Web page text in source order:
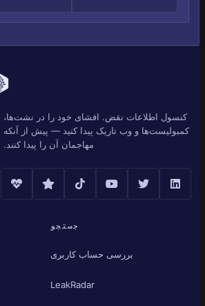
کنسول اطلاعات نقض. افشای خود را در نشت‌ها،
کمبولیست‌ها و وب تاریک پیدا کنید — پیش از آنکه
مهاجمان آن را پیدا کنند.
جستجو
بررسی حساب کاربری
LeakRadar